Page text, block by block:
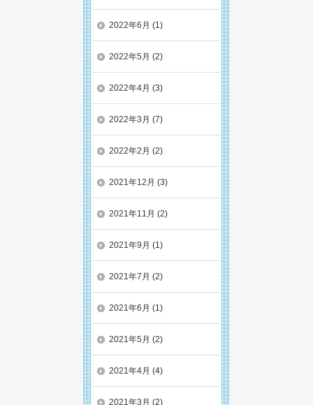
2022年6月 (1)
2022年5月 (2)
2022年4月 (3)
2022年3月 (7)
2022年2月 (2)
2021年12月 (3)
2021年11月 (2)
2021年9月 (1)
2021年7月 (2)
2021年6月 (1)
2021年5月 (2)
2021年4月 (4)
2021年3月 (2)